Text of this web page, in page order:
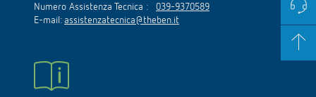
Numero Assistenza Tecnica : 039-9370589
E-mail: assistenzatecnica@theben.it